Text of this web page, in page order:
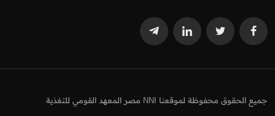
جميع الحقوق محفوظة لموقعنا NNI مصر المعهد القومي للتغذية